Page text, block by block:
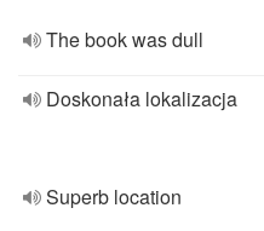
The book was dull
Doskonała lokalizacja
Superb location